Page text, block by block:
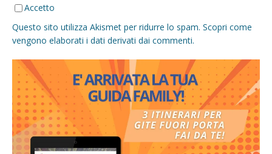
Accetto
Questo sito utilizza Akismet per ridurre lo spam. Scopri come
vengono elaborati i dati derivati dai commenti.